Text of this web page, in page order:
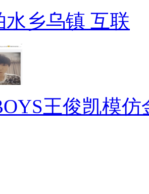
水乡乌镇 互联
王俊凯模仿